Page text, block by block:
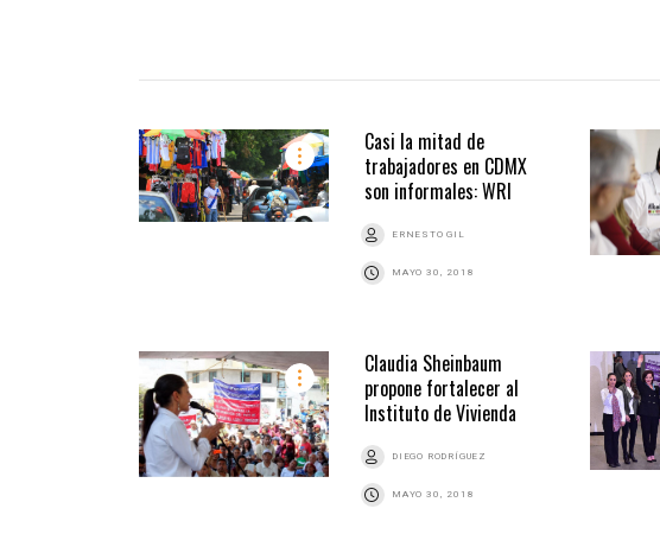
Casi la mitad de
trabajadores en CDMX
son informales: WRI
ERNESTO GIL
MAYO 30, 2018
Claudia Sheinbaum
propone fortalecer al
Instituto de Vivienda
DIEGO RODRÍGUEZ
MAYO 30, 2018